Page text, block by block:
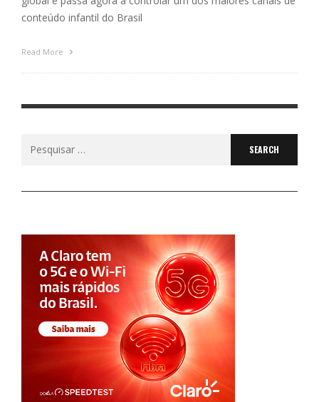
conteúdo infantil do Brasil
Read More